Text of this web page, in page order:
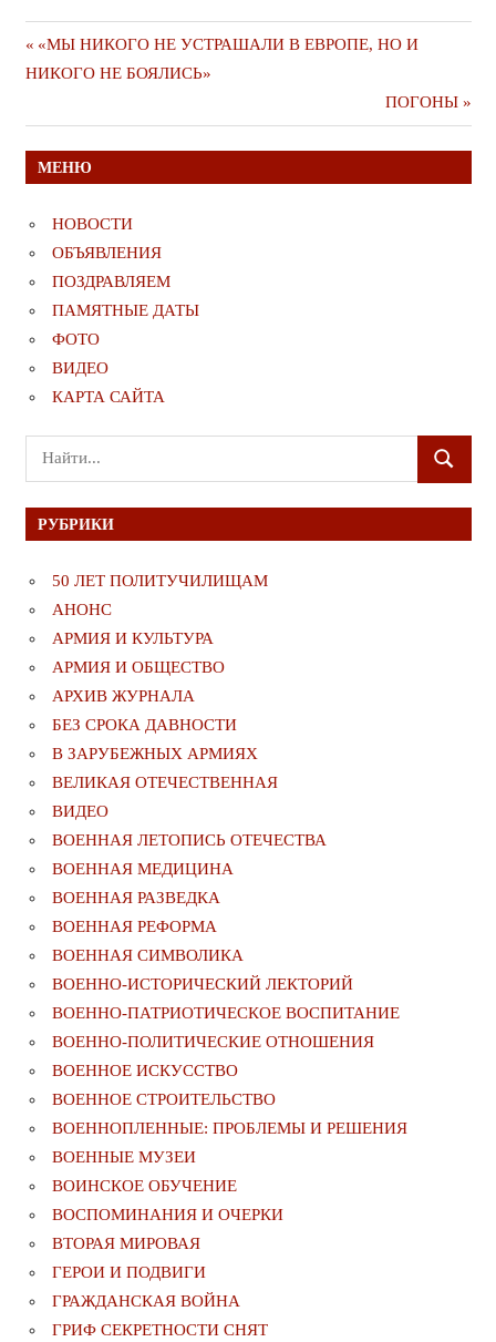
Навигация
записям
Предыдущая
публикация
«МЫ НИКОГО НЕ УСТРАШАЛИ В ЕВРОПЕ, НО И
НИКОГО НЕ БОЯЛИСЬ»
Следующая
публикация
ПОГОНЫ
МЕНЮ
НОВОСТИ
ОБЪЯВЛЕНИЯ
ПОЗДРАВЛЯЕМ
ПАМЯТНЫЕ ДАТЫ
ФОТО
ВИДЕО
КАРТА САЙТА
Поиск
для:
ПОИСК
РУБРИКИ
50 ЛЕТ ПОЛИТУЧИЛИЩАМ
АНОНС
АРМИЯ И КУЛЬТУРА
АРМИЯ И ОБЩЕСТВО
АРХИВ ЖУРНАЛА
БЕЗ СРОКА ДАВНОСТИ
В ЗАРУБЕЖНЫХ АРМИЯХ
ВЕЛИКАЯ ОТЕЧЕСТВЕННАЯ
ВИДЕО
ВОЕННАЯ ЛЕТОПИСЬ ОТЕЧЕСТВА
ВОЕННАЯ МЕДИЦИНА
ВОЕННАЯ РАЗВЕДКА
ВОЕННАЯ РЕФОРМА
ВОЕННАЯ СИМВОЛИКА
ВОЕННО-ИСТОРИЧЕСКИЙ ЛЕКТОРИЙ
ВОЕННО-ПАТРИОТИЧЕСКОЕ ВОСПИТАНИЕ
ВОЕННО-ПОЛИТИЧЕСКИE ОТНОШЕНИЯ
ВОЕННОЕ ИСКУССТВО
ВОЕННОЕ СТРОИТЕЛЬСТВО
ВОЕННОПЛЕННЫЕ: ПРОБЛЕМЫ И РЕШЕНИЯ
ВОЕННЫЕ МУЗЕИ
ВОИНСКОЕ ОБУЧЕНИЕ
ВОСПОМИНАНИЯ И ОЧЕРКИ
ВТОРАЯ МИРОВАЯ
ГЕРОИ И ПОДВИГИ
ГРАЖДАНСКАЯ ВОЙНА
ГРИФ СЕКРЕТНОСТИ СНЯТ